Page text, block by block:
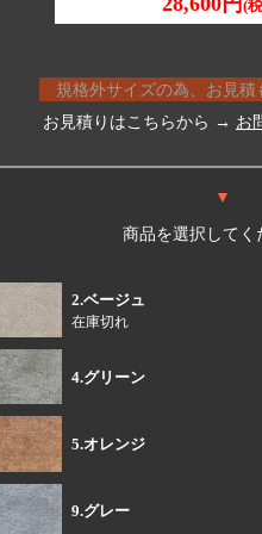
計を“横幅” に タテの合計を“長さ
さい。
ロード
③ 用紙に必要事項を記入し、FAX
ン、写真撮影したものをメールで
(
規格外サイズの為、お見積
お見積りはこちらから → お
▼
商品を選択してく
2.ベージュ
在庫切れ
4.グリーン
5.オレンジ
9.グレー